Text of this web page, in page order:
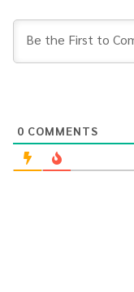
0 COMMENTS